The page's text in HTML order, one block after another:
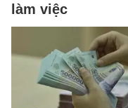
làm việc